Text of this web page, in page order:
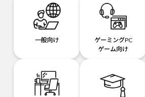
一般向け
ゲーミングPC
ゲーム向け